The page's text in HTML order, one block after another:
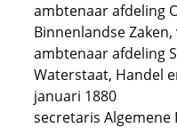
ambtenaar afdeling
Binnenlandse
ambtenaar afdeling
Waterstaat, Handel
januari 1880
secretaris Algemene